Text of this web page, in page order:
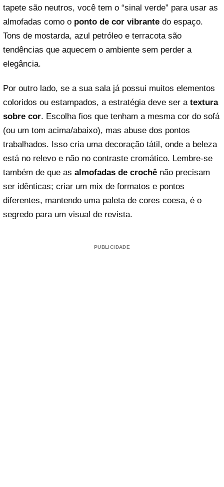
tapete são neutros, você tem o “sinal verde” para usar as
almofadas como o ponto de cor vibrante do espaço.
Tons de mostarda, azul petróleo e terracota são
tendências que aquecem o ambiente sem perder a
elegância.
Por outro lado, se a sua sala já possui muitos elementos
coloridos ou estampados, a estratégia deve ser a textura
sobre cor. Escolha fios que tenham a mesma cor do sofá
(ou um tom acima/abaixo), mas abuse dos pontos
trabalhados. Isso cria uma decoração tátil, onde a beleza
está no relevo e não no contraste cromático. Lembre-se
também de que as almofadas de crochê não precisam
ser idênticas; criar um mix de formatos e pontos
diferentes, mantendo uma paleta de cores coesa, é o
segredo para um visual de revista.
PUBLICIDADE